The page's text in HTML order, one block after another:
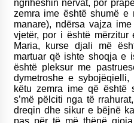
ngriheshin nervat, por
zemra ime është shumë
manare), ndërsa vajza
vjetër, por i është mërzitur
Maria, kurse djali më
martuar që ishte shoqja e
është pleksur me
dymetroshe e
këtu zemra ime që është
s’më pëlciti nga të
dreqin dhe sikur e bëjnë
pas për të më thënë